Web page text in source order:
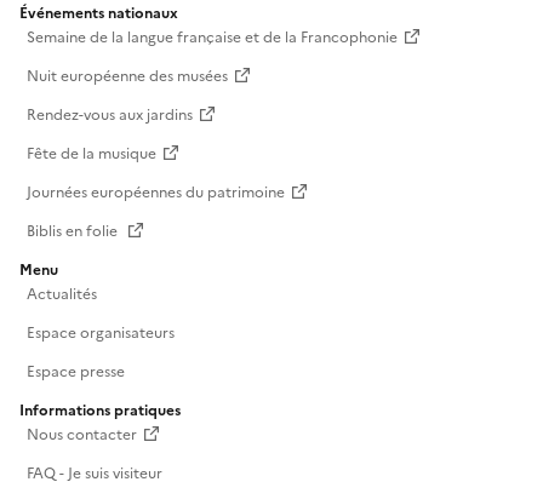
Événements nationaux
Semaine de la langue française et de la Francophonie
Nuit européenne des musées
Rendez-vous aux jardins
Fête de la musique
Journées européennes du patrimoine
Biblis en folie
Menu
Actualités
Espace organisateurs
Espace presse
Informations pratiques
Nous contacter
FAQ - Je suis visiteur